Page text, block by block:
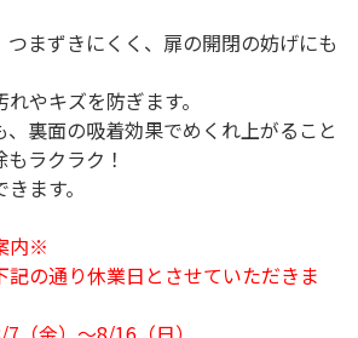
つまずきにくく、扉の開閉の妨げにも
やキズを防ぎます。
、裏面の吸着効果でめくれ上がること
ラクラク！
ます。
内※
の通り休業日とさせていただきま